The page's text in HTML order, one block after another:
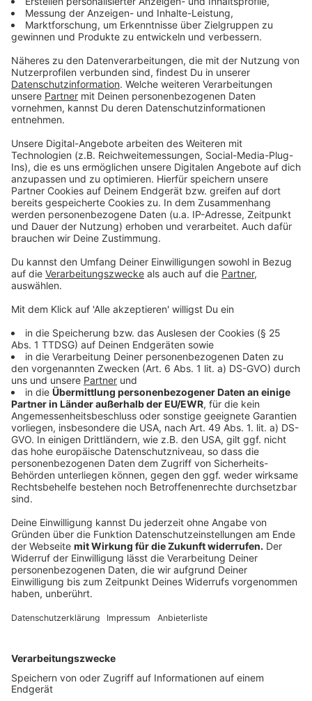
Anzeige
Habe ich bei Individualreisen Anspruch auf
Rückerstattung bei einer Reisewarnung?
Anzeige
Man muss ganz deutlich zwischen Individualreisen und
Pauschalreisen unterscheiden. Die Frage ist: Kann die
Fluggesellschaft oder der Hotelier die Leistung
erbringen? Wenn ja, sieht es schlecht aus mit einer
Erstattung. Außerdem gibt es auch immer das
Problem: Es gilt das Recht vor Ort. Deswegen kann
man die Frage nicht pauschal beantworten, so Silvia
Schattenkirchner.
Anzeige
Dürfen Beratungspauschalen für
außergewöhnliche Umstände und eine
Vermittlungspauschale
Anzeige
Das ist eigentlich nicht zulässig, so die Reiseexpertin.
Der Reiseveranstalter muss den kompletten Betrag
zurück zahlen.
Anzahlung und Restzahlung
Anzeige
besten mit dem Reiseveranstalter absprechen, ob
eine spätere Zahlung möglich ist. Rechtlich könnte
man sich auf die sogenannte